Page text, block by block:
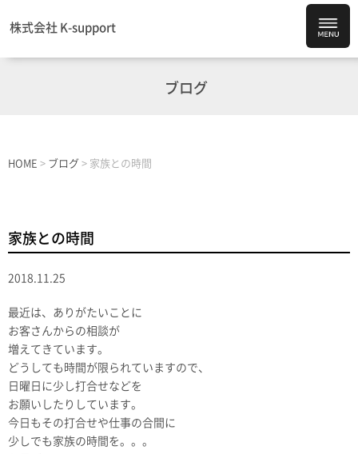
株式会社 K-support
ブログ
HOME > ブログ > 家族との時間
家族との時間
2018.11.25
最近は、ありがたいことに
お客さんからの相談が
増えてきています。
どうしても時間が限られていますので、
日曜日に少し打合せなどを
お願いしたりしています。
今日もその打合せや仕事の合間に
少しでも家族の時間を。。。